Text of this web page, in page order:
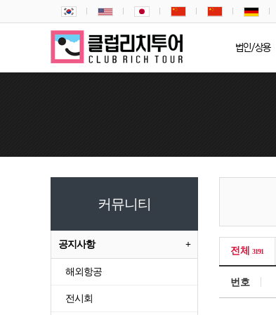
법인/상용
전체 3191
번호
커뮤니티
공지사항
해외항공
전시회